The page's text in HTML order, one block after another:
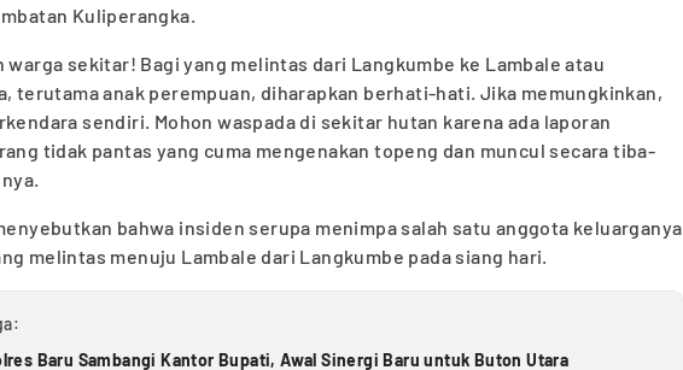
Kuliperangka.
warga sekitar! Bagi yang melintas dari Langkumbe ke Lambale atau
terutama anak perempuan, diharapkan berhati-hati. Jika memungkinkan,
sendiri. Mohon waspada di sekitar hutan karena ada laporan
tidak pantas yang cuma mengenakan topeng dan muncul secara tiba-
bahwa insiden serupa menimpa salah satu anggota keluarganya
melintas menuju Lambale dari Langkumbe pada siang hari.
Baru Sambangi Kantor Bupati, Awal Sinergi Baru untuk Buton Utara